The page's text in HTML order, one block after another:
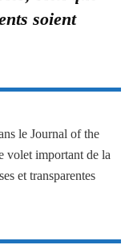
soient
le Journal of the
volet important de la
et transparentes